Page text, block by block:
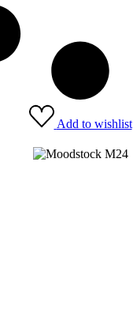
Add to wishlist